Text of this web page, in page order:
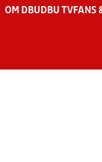
OM DBU DBU TV FANS